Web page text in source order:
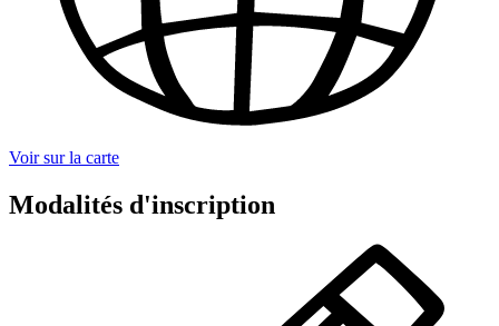
Voir sur la carte
Modalités d'inscription